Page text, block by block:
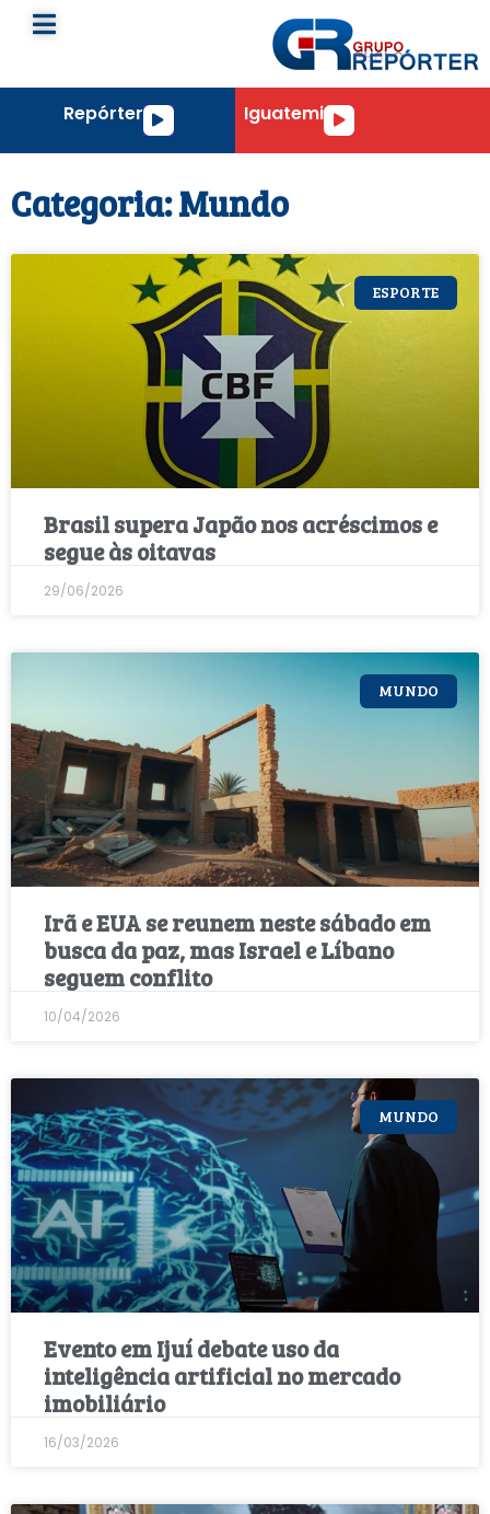
RepórterTocador
IguatemiTocador
Categoria: Mundo
ESPORTE
Brasil supera Japão nos acréscimos e
segue às oitavas
29/06/2026
MUNDO
Irã e EUA se reunem neste sábado em
busca da paz, mas Israel e Líbano
seguem conflito
10/04/2026
MUNDO
Evento em Ijuí debate uso da
inteligência artificial no mercado
imobiliário
16/03/2026